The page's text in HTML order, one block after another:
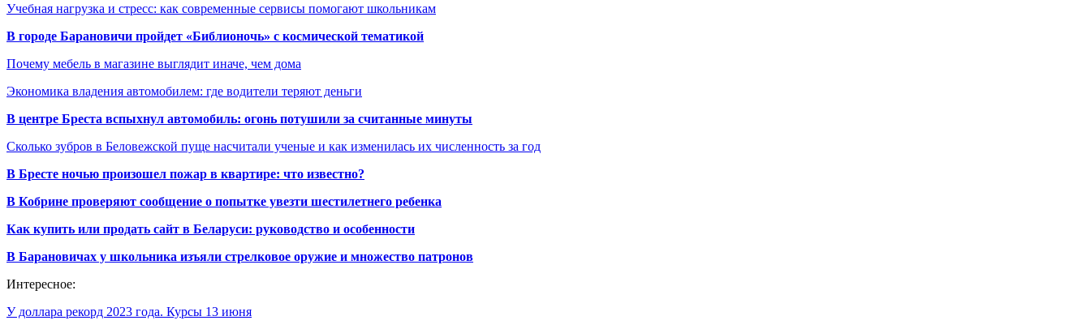
Учебная нагрузка и стресс: как современные сервисы помогают школьникам
В городе Барановичи пройдет «Библионочь» с космической тематикой
Почему мебель в магазине выглядит иначе, чем дома
Экономика владения автомобилем: где водители теряют деньги
В центре Бреста вспыхнул автомобиль: огонь потушили за считанные минуты
Сколько зубров в Беловежской пуще насчитали ученые и как изменилась их численность за год
В Бресте ночью произошел пожар в квартире: что известно?
В Кобрине проверяют сообщение о попытке увезти шестилетнего ребенка
Как купить или продать сайт в Беларуси: руководство и особенности
В Барановичах у школьника изъяли стрелковое оружие и множество патронов
Интересное:
У доллара рекорд 2023 года. Курсы 13 июня